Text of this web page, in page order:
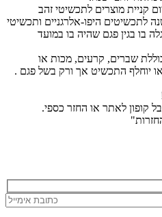
קניית מוצרים לתכשיטי זהב
לתכשיטים היפו-אלרגניים ותכשיטי
בו בגין פגם שהיה בו במועד
כוללת שברים, קרעים, מכות או
יוחלף התכשיט אך ורק בשל פגם .
קופון לאתר או החזר כספי.